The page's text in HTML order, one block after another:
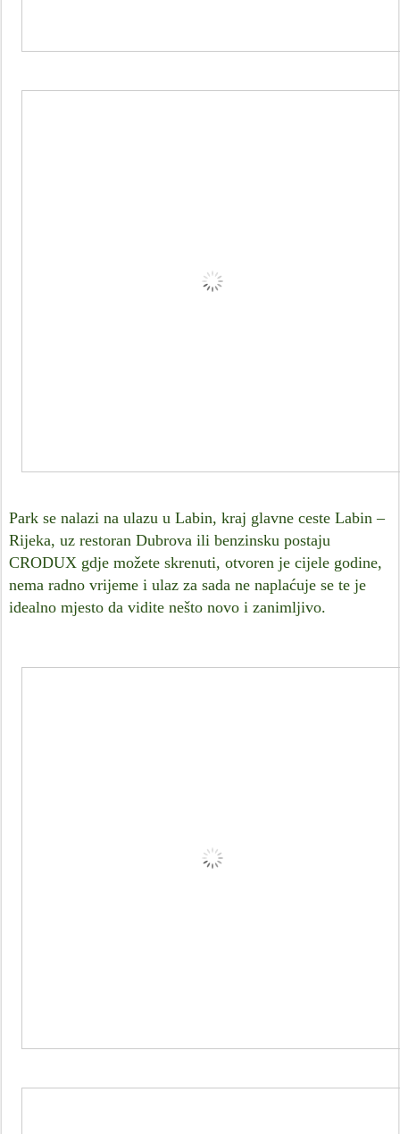
Park se nalazi na ulazu u Labin, kraj glavne ceste Labin –
Rijeka, uz restoran Dubrova ili benzinsku postaju
CRODUX gdje možete skrenuti, otvoren je cijele godine,
nema radno vrijeme i ulaz za sada ne naplaćuje se te je
idealno mjesto da vidite nešto novo i zanimljivo.